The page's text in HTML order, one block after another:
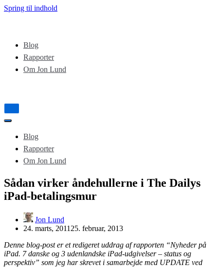
Spring til indhold
Blog
Rapporter
Om Jon Lund
Tænd/sluk
for
Tænd/sluk
navigation
Blog
Rapporter
Om Jon Lund
Sådan virker åndehullerne i The Dailys
iPad-betalingsmur
Jon Lund
24. marts, 2011 25. februar, 2013
Denne blog-post er et redigeret uddrag af rapporten “Nyheder på
iPad. 7 danske og 3 udenlandske iPad-udgivelser – status og
perspektiv” som jeg har skrevet i samarbejde med UPDATE ved